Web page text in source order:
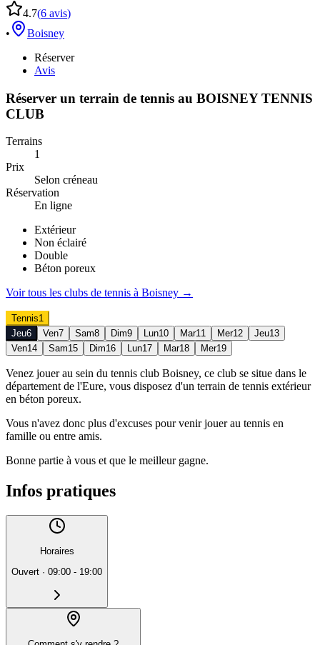
4.7(6 avis)
•
Boisney
Réserver
Avis
Réserver un terrain de tennis au BOISNEY TENNIS
CLUB
Terrains
1
Prix
Selon créneau
Réservation
En ligne
Extérieur
Non éclairé
Double
Béton poreux
Voir tous les clubs de tennis à Boisney →
Tennis1
Jeu6 Ven7 Sam8 Dim9 Lun10 Mar11 Mer12 Jeu13
Ven14 Sam15 Dim16 Lun17 Mar18 Mer19
Venez jouer au sein du tennis club Boisney, ce club se situe dans le
département de l'Eure, vous disposez d'un terrain de tennis extérieur
en béton poreux.
Vous n'avez donc plus d'excuses pour venir jouer au tennis en
famille ou entre amis.
Bonne partie à vous et que le meilleur gagne.
Infos pratiques
Horaires
Ouvert · 09:00 - 19:00